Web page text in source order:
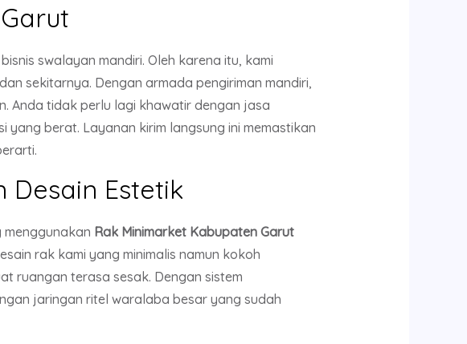
swalayan mandiri. Oleh karena itu, kami
sekitarnya. Dengan armada pengiriman mandiri,
Anda tidak perlu lagi khawatir dengan jasa
berat. Layanan kirim langsung ini memastikan
Estetik
menggunakan Rak Minimarket Kabupaten Garut
rak kami yang minimalis namun kokoh
ruangan terasa sesak. Dengan sistem
jaringan ritel waralaba besar yang sudah